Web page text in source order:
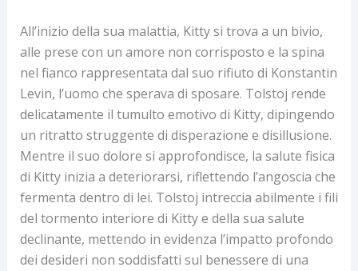
All’inizio della sua malattia, Kitty si trova a un bivio,
alle prese con un amore non corrisposto e la spina
nel fianco rappresentata dal suo rifiuto di Konstantin
Levin, l’uomo che sperava di sposare. Tolstoj rende
delicatamente il tumulto emotivo di Kitty, dipingendo
un ritratto struggente di disperazione e disillusione.
Mentre il suo dolore si approfondisce, la salute fisica
di Kitty inizia a deteriorarsi, riflettendo l’angoscia che
fermenta dentro di lei. Tolstoj intreccia abilmente i fili
del tormento interiore di Kitty e della sua salute
declinante, mettendo in evidenza l’impatto profondo
dei desideri non soddisfatti sul benessere di una